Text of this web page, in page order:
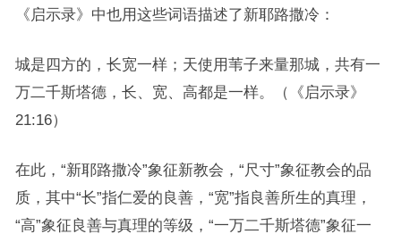
《启示录》中也用这些词语描述了新耶路撒冷：
城是四方的，长宽一样；天使用苇子来量那城，共有一
万二千斯塔德，长、宽、高都是一样。（《启示录》
21:16）
在此，“新耶路撒冷”象征新教会，“尺寸”象征教会的品
质，其中“长”指仁爱的良善，“宽”指良善所生的真理，
“高”象征良善与真理的等级，“一万二千斯塔德”象征一